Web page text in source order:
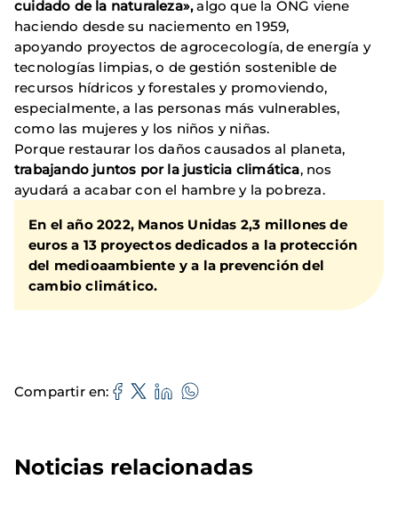
cuidado de la naturaleza»,algo que la ONG viene
haciendo desde su naciemento en 1959,
apoyando proyectos de agrocecología, de energía y
tecnologías limpias, o de gestión sostenible de
recursos hídricos y forestales y promoviendo,
especialmente, a las personas más vulnerables,
como las mujeres y los niños y niñas.
Porque restaurar los daños causados al planeta,
trabajando juntos por la justicia climática, nos
ayudará a acabar con el hambre y la pobreza.
En el año 2022, Manos Unidas 2,3 millones de
euros a 13 proyectos dedicados a la protección
del medioaambiente y a la prevención del
cambio climático.
Compartir en
Noticias relacionadas